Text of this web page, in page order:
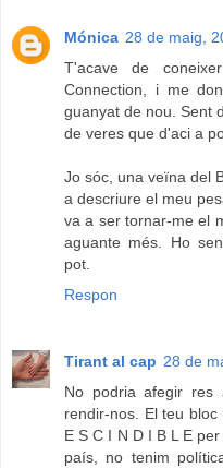
Mónica 28 de maig,
T'acave de
Connection, i me
guanyat de nou. Sent
de veres que d'aci a
Jo sóc, una veïna del
a descriure el meu
va a ser tornar-me el
aguante més. Ho
pot.
Respon
Tirant al cap 28 de
No podria afegir res
rendir-nos. El teu
E S C I N D I B L E
país, no tenim